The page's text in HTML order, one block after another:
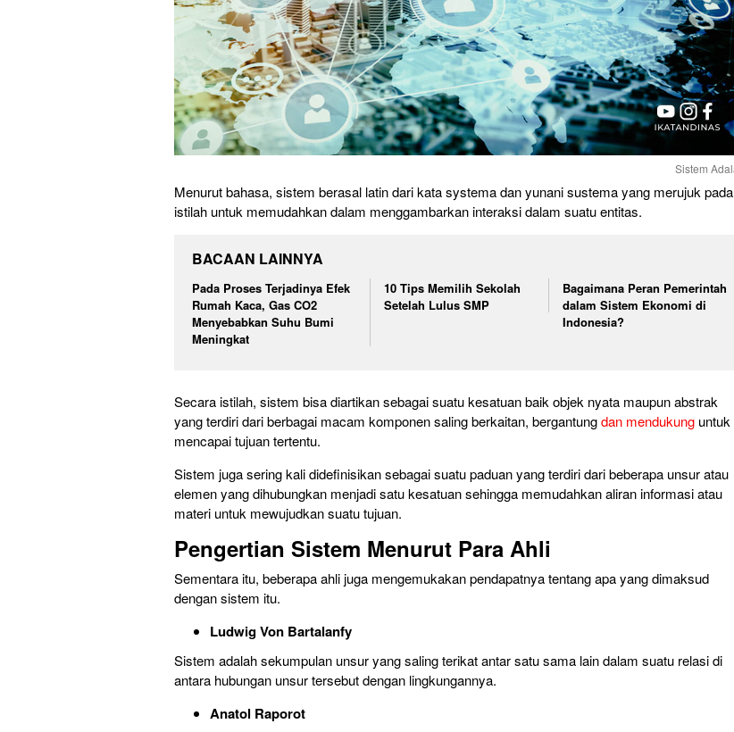
Sistem
Menurut bahasa, sistem berasal latin dari kata systema dan yunani sustema yang merujuk pada
istilah untuk memudahkan dalam menggambarkan interaksi dalam suatu entitas.
BACAAN LAINNYA
Pada Proses Terjadinya Efek
Rumah Kaca, Gas CO2
Menyebabkan Suhu Bumi
Meningkat
10 Tips Memilih Sekolah
Setelah Lulus SMP
Bagaimana Peran Pemerintah
dalam Sistem Ekonomi di
Indonesia?
Secara istilah, sistem bisa diartikan sebagai suatu kesatuan baik objek nyata maupun abstrak
yang terdiri dari berbagai macam komponen saling berkaitan, bergantungdan mendukung untuk
mencapai tujuan tertentu.
Sistem juga sering kali didefinisikan sebagai suatu paduan yang terdiri dari beberapa unsur atau
elemen yang dihubungkan menjadi satu kesatuan sehingga memudahkan aliran informasi atau
materi untuk mewujudkan suatu tujuan.
Pengertian Sistem Menurut Para Ahli
Sementara itu, beberapa ahli juga mengemukakan pendapatnya tentang apa yang dimaksud
dengan sistem itu.
Ludwig Von Bartalanfy
Sistem adalah sekumpulan unsur yang saling terikat antar satu sama lain dalam suatu relasi di
antara hubungan unsur tersebut dengan lingkungannya.
Anatol Raporot